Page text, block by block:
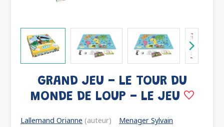
GRAND JEU - LE TOUR DU
MONDE DE LOUP - LE JEU
Lallemand Orianne (auteur)
Menager Sylvain